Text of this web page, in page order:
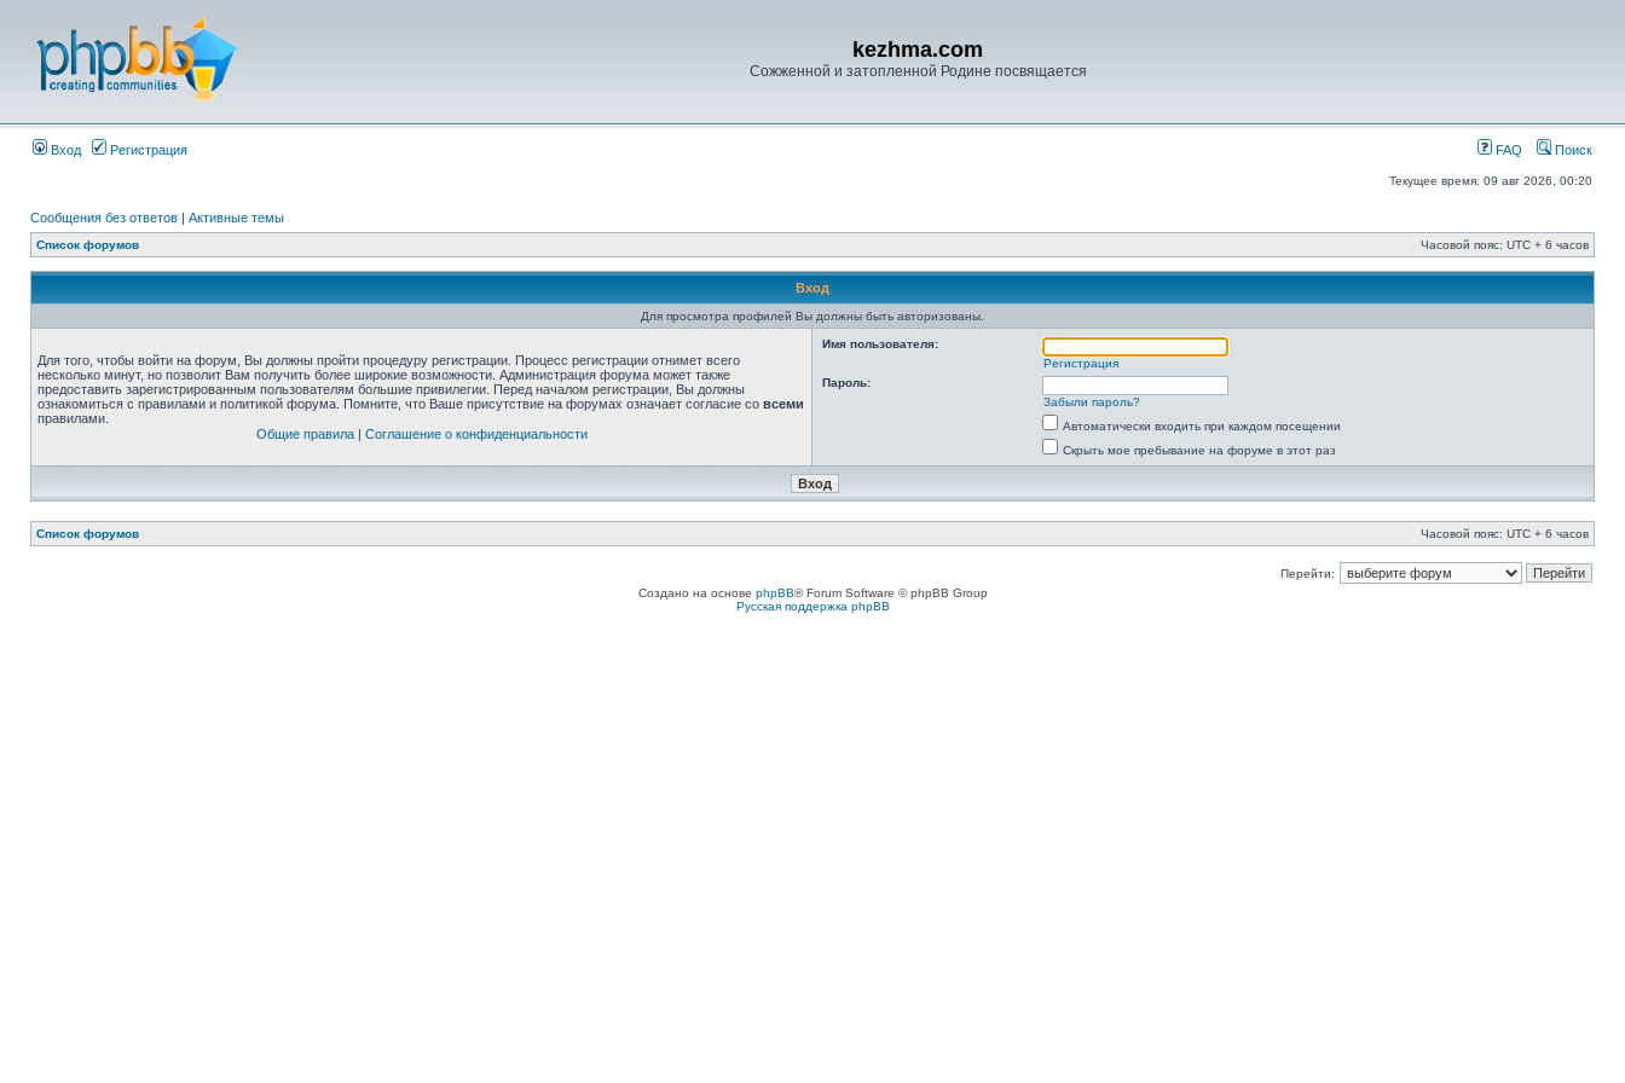
kezhma.com
Сожженной и затопленной Родине посвящается
Вход Регистрация FAQ Поиск
Текущее время: 09 авг 2026, 00:20
Сообщения без ответов | Активные темы
Список форумов Часовой пояс: UTC + 6 часов
Вход
Для просмотра профилей Вы должны быть авторизованы.
Для того, чтобы войти на форум, Вы должны пройти процедуру регистрации. Процесс регистрации отнимет всего
несколько минут, но позволит Вам получить более широкие возможности. Администрация форума может также
предоставить зарегистрированным пользователям большие привилегии. Перед началом регистрации, Вы должны
ознакомиться с правилами и политикой форума. Помните, что Ваше присутствие на форумах означает согласие со всеми
правилами.
Общие правила| Соглашение о конфиденциальности
Имя пользователя:
Регистрация
Пароль:
Забыли пароль?
Автоматически входить при каждом посещении
Скрыть мое пребывание на форуме в этот раз
Список форумов Часовой пояс: UTC + 6 часов
Перейти:
Создано на основе phpBB® Forum Software © phpBB Group
Русская поддержка phpBB